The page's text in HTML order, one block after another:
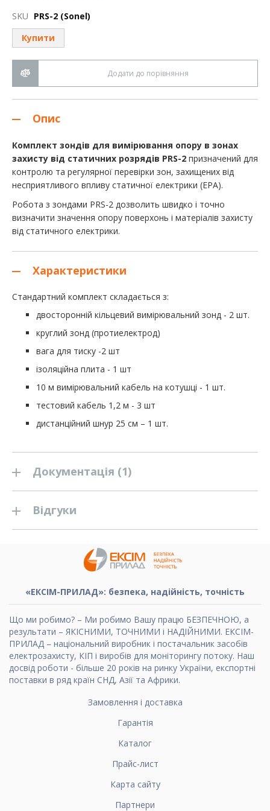
початку
зображень
SKU PRS-2 (Sonel)
Купити
Додати до порівняння
Опис
Комплект зондів для вимірювання опору в зонах
захисту від статичних розрядів PRS-2 призначений для
контролю та регулярної перевірки зон, захищених від
несприятливого впливу статичної електрики (EPA).
Робота з зондами PRS-2 дозволить швидко і точно
визначити значення опору поверхонь і матеріалів захисту
від статичного електрики.
Характеристики
Стандартний комплект складається з:
двосторонній кільцевий вимірювальний зонд - 2 шт.
круглий зонд (протиелектрод)
вага для тиску -2 шт
ізоляційна плита - 1 шт
10 м вимірювальний кабель на котушці - 1 шт.
тестовий кабель 1,2 м - 3 шт
дистанційний шнур 25 см – 1 шт.
Документація (1)
Відгуки
«ЕКСІМ-ПРИЛАД»: безпека, надійність, точність
Що ми робимо? – Ми робимо Вашу працю БЕЗПЕЧНОЮ, а
результати – ЯКІСНИМИ, ТОЧНИМИ і НАДІЙНИМИ. ЕКСІМ-
ПРИЛАД – національний виробник і постачальник засобів
електрозахисту, КІП і виробів для моніторингу потоку. Наш
досвід роботи - більше 20 років на ринку України, експортні
поставки в ряд країн СНД, Азії та Африки.
Замовлення і доставка
Гарантія
Каталог
Прайс-лист
Карта сайту
Партнери